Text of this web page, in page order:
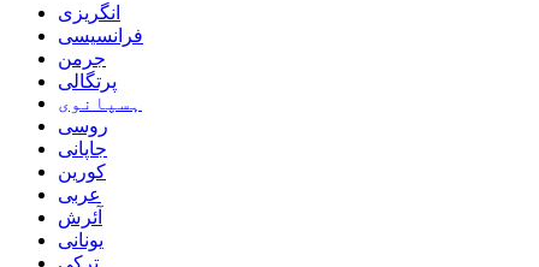
انگریزی
فرانسیسی
جرمن
پرتگالی
ہسپانوی
روسی
جاپانی
کورین
عربی
آئرش
یونانی
ترکی